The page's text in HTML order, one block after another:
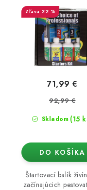
22 %
Skladom (15
71,99 €
92,99 €
DO KOŠÍKA
Štartovací balík
začínajúcich